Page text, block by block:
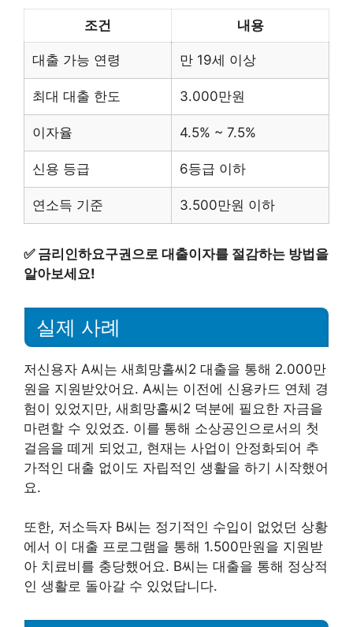
조건 내용
대출 가능 연령 만 19세 이상
최대 대출 한도 3.000만원
이자율 4.5% ~ 7.5%
신용 등급 6등급 이하
연소득 기준 3.500만원 이하
✅ 금리인하요구권으로 대출이자를 절감하는 방법을
알아보세요!
실제 사례
저신용자 A씨는 새희망홀씨2 대출을 통해 2.000만
원을 지원받았어요. A씨는 이전에 신용카드 연체 경
험이 있었지만, 새희망홀씨2 덕분에 필요한 자금을
마련할 수 있었죠. 이를 통해 소상공인으로서의 첫
걸음을 떼게 되었고, 현재는 사업이 안정화되어 추
가적인 대출 없이도 자립적인 생활을 하기 시작했어
요.
또한, 저소득자 B씨는 정기적인 수입이 없었던 상황
에서 이 대출 프로그램을 통해 1.500만원을 지원받
아 치료비를 충당했어요. B씨는 대출을 통해 정상적
인 생활로 돌아갈 수 있었답니다.